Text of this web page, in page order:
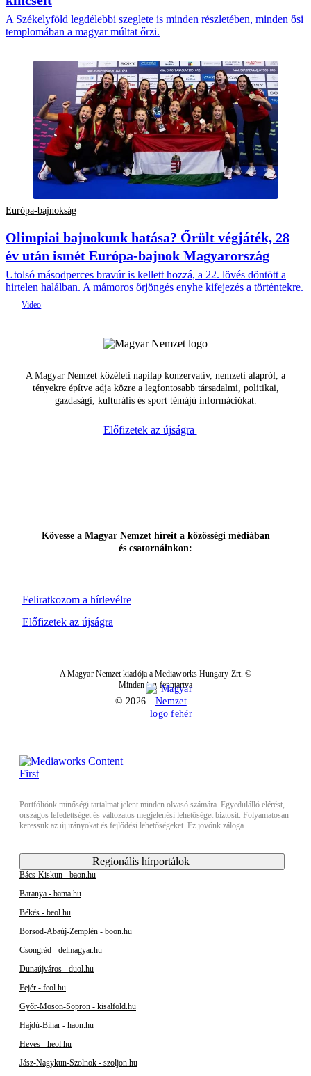
A Székelyföld legdélebbi szeglete is minden részletében, minden ősi
templomában a magyar múltat őrzi.
Európa-bajnokság
Olimpiai bajnokunk hatása? Őrült végjáték, 28
év után ismét Európa-bajnok Magyarország
Utolsó másodperces bravúr is kellett hozzá, a 22. lövés döntött a
hirtelen halálban. A mámoros őrjöngés enyhe kifejezés a történtekre.
A Magyar Nemzet közéleti napilap konzervatív, nemzeti alapról, a
tényekre építve adja közre a legfontosabb társadalmi, politikai,
gazdasági, kulturális és sport témájú információkat.
Előfizetek az újságra
Feliratkozom a hírlevélre
Kövesse a Magyar Nemzet híreit a közösségi médiában
és csatornáinkon:
Előfizetek az újságra
A Magyar Nemzet kiadója a Mediaworks Hungary Zrt. ©
Minden jog fenntartva
© 2026
Portfóliónk minőségi tartalmat jelent minden olvasó számára. Egyedülálló elérést,
országos lefedettséget és változatos megjelenési lehetőséget biztosít. Folyamatosan
keressük az új irányokat és fejlődési lehetőségeket. Ez jövőnk záloga.
Regionális hírportálok
Bács-Kiskun - baon.hu
Baranya - bama.hu
Békés - beol.hu
Borsod-Abaúj-Zemplén - boon.hu
Csongrád - delmagyar.hu
Dunaújváros - duol.hu
Fejér - feol.hu
Győr-Moson-Sopron - kisalfold.hu
Hajdú-Bihar - haon.hu
Heves - heol.hu
Jász-Nagykun-Szolnok - szoljon.hu